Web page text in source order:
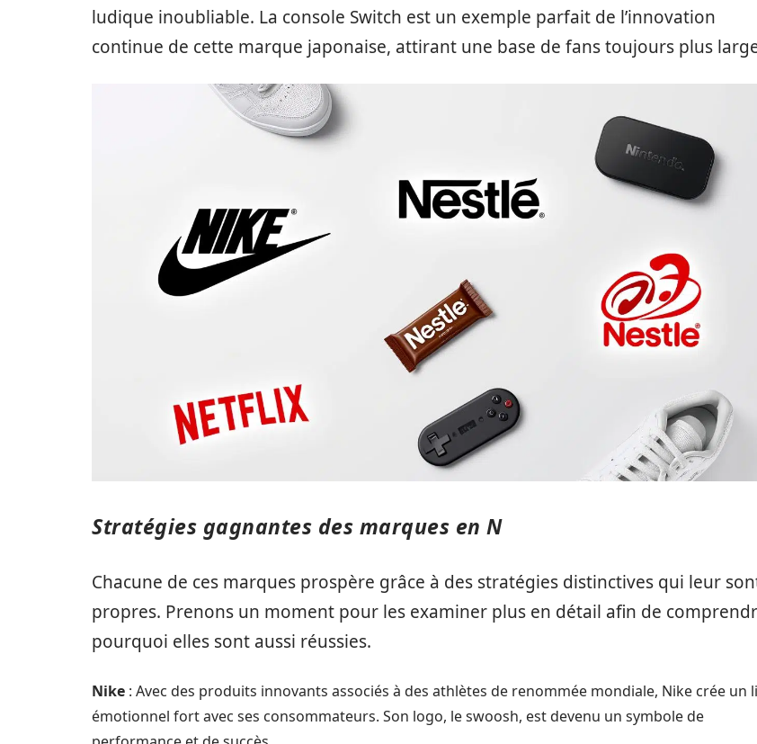
ludique inoubliable. La console Switch est un exemple parfait de l’innovation
continue de cette marque japonaise, attirant une base de fans toujours plus
Stratégies gagnantes des marques en N
Chacune de ces marques prospère grâce à des stratégies distinctives qui leur
propres. Prenons un moment pour les examiner plus en détail afin de
pourquoi elles sont aussi réussies.
Nike : Avec des produits innovants associés à des athlètes de renommée mondiale, Nike crée un
émotionnel fort avec ses consommateurs. Son logo, le swoosh, est devenu un symbole de